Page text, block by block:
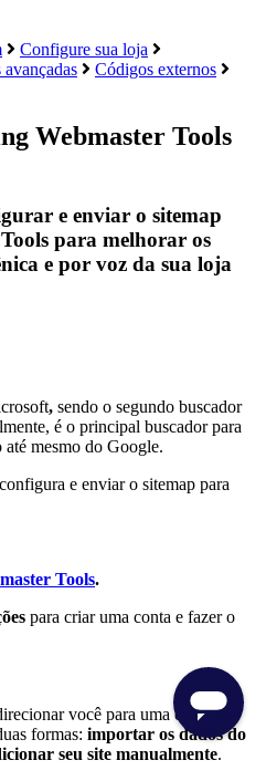
Configure sua loja
Códigos externos
Webmaster Tools
e enviar o sitemap
para melhorar os
e por voz da sua loja
, sendo o segundo buscador
é o principal buscador para
mesmo do Google.
e enviar o sitemap para
Tools.
para criar uma conta e fazer o
você para uma etapa que
formas: importar os dados do
seu site manualmente.